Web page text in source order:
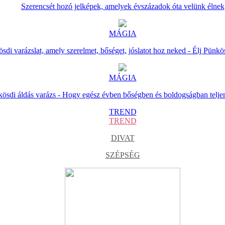
Szerencsét hozó jelképek, amelyek évszázadok óta velünk élnek
MÁGIA
varázslat, amely szerelmet, bőséget, jóslatot hoz neked - Élj
MÁGIA
áldás varázs - Hogy egész évben bőségben és boldogságban
TREND
TREND
DIVAT
SZÉPSÉG